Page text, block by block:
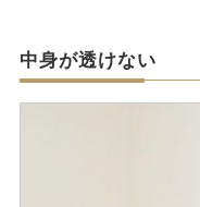
中身が透けない